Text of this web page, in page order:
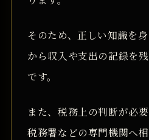
そのため、正しい知識を
から収入や支出の記録を
です。
また、税務上の判断が必
税務署などの専門機関へ